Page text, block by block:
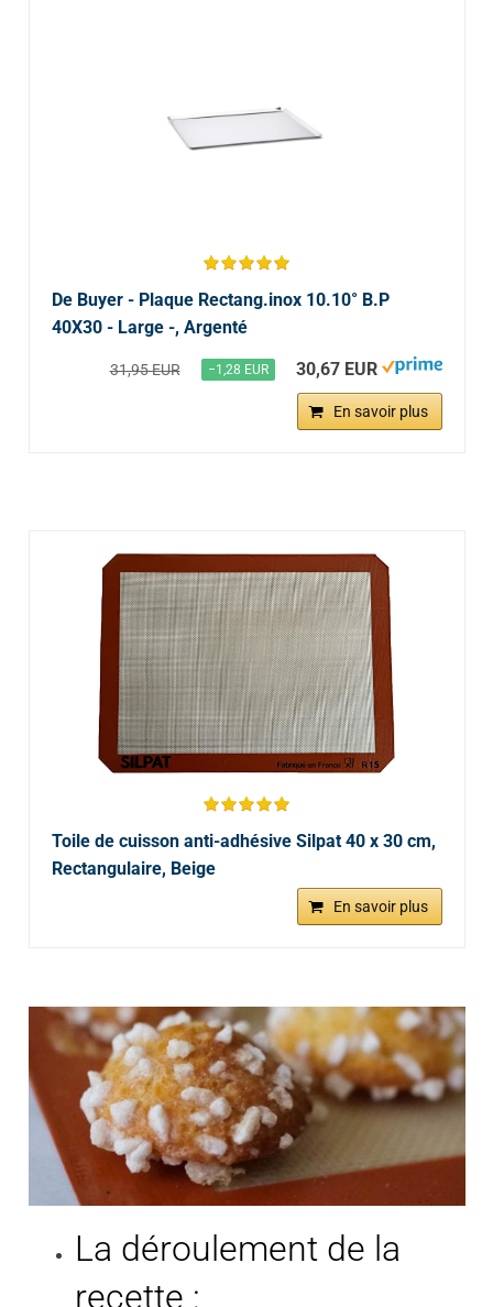
De Buyer - Plaque Rectang.inox 10.10° B.P
40X30 - Large -, Argenté
31,95 EUR −1,28 EUR 30,67 EUR
En savoir plus
Toile de cuisson anti-adhésive Silpat 40 x 30 cm,
Rectangulaire, Beige
En savoir plus
La déroulement de la
recette :